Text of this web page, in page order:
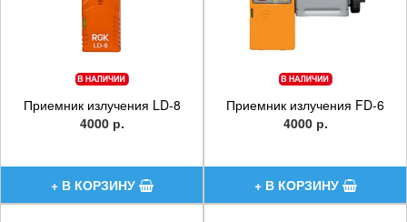
Приемник излучения LD-8
4000 р.
Приемник излучения FD-6
4000 р.